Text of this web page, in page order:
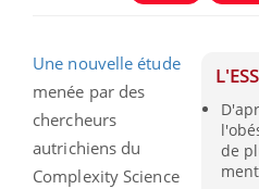
de
Une nouvelle étude
menée par des
chercheurs
autrichiens du
Complexity Science